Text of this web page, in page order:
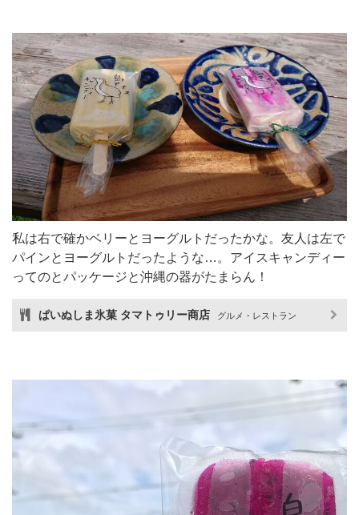
私は右で確かベリーとヨーグルトだったかな。友人は左で
パインとヨーグルトだったような…。アイスキャンディー
ってのとパッケージと沖縄の器がたまらん！
ぱいぬしま氷菓 タマトゥリー商店 グルメ・レストラン